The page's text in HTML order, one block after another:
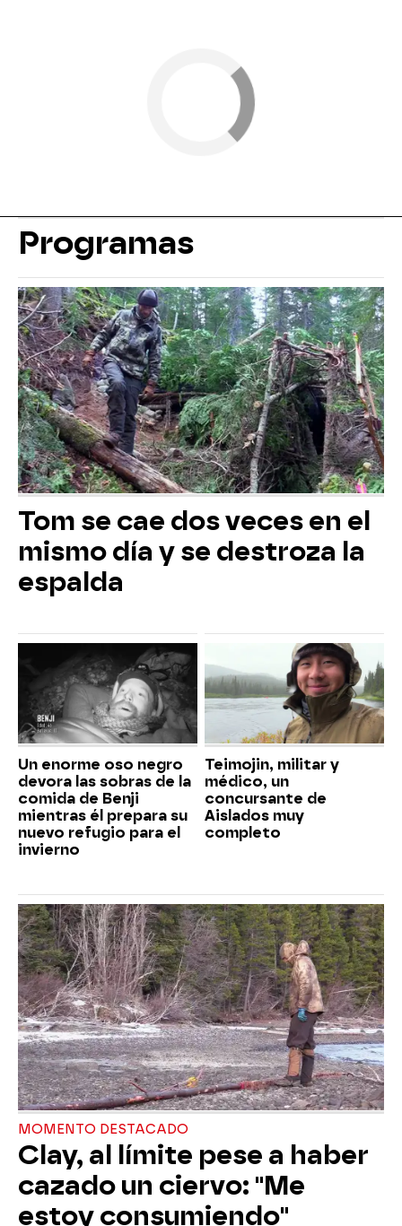
Programas
Tom se cae dos veces en el
mismo día y se destroza la
espalda
Un enorme oso negro
devora las sobras de la
comida de Benji
mientras él prepara su
nuevo refugio para el
invierno
Teimojin, militar y
médico, un
concursante de
Aislados muy
completo
MOMENTO DESTACADO
Clay, al límite pese a haber
cazado un ciervo: "Me
estoy consumiendo"